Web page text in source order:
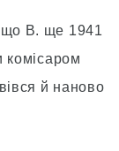
що В. ще 1941
комісаром
й наново